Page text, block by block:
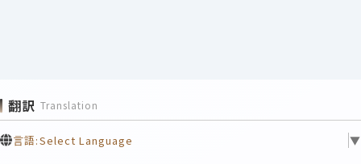
翻訳 Translation
言語:Select Language ▼